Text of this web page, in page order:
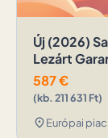
Új (2026)
Lezárt
587€
(kb. 211 631 Ft)
location_onEurópai